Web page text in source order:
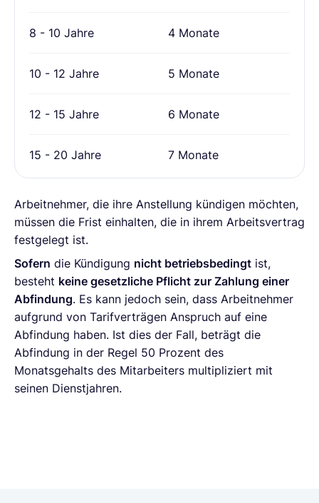
8 - 10 Jahre 4 Monate
10 - 12 Jahre 5 Monate
12 - 15 Jahre 6 Monate
15 - 20 Jahre 7 Monate
Arbeitnehmer, die ihre Anstellung kündigen möchten,
müssen die Frist einhalten, die in ihrem Arbeitsvertrag
festgelegt ist.
Sofern die Kündigung nicht betriebsbedingt ist,
besteht keine gesetzliche Pflicht zur Zahlung einer
Abfindung. Es kann jedoch sein, dass Arbeitnehmer
aufgrund von Tarifverträgen Anspruch auf eine
Abfindung haben. Ist dies der Fall, beträgt die
Abfindung in der Regel 50 Prozent des
Monatsgehalts des Mitarbeiters multipliziert mit
seinen Dienstjahren.